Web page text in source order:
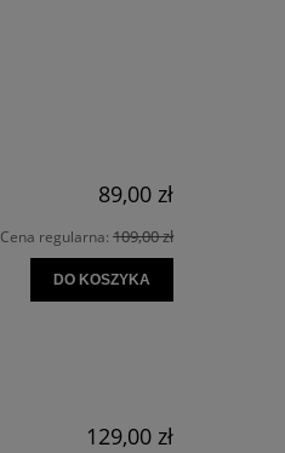
89,00 zł
Cena regularna: 109,00 zł
DO KOSZYKA
129,00 zł